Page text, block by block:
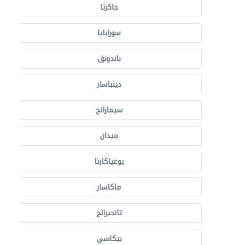
جاكرتا
سورابايا
باندونق
دينباسار
سيمارانج
ميدان
يوغياكارتا
ماكاسار
تانجيرانج
بيكاسي